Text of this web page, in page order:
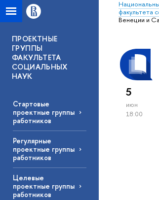
факультета
Венеции и
ПРОЕКТНЫЕ
ГРУППЫ
ФАКУЛЬТЕТА
СОЦИАЛЬНЫХ
НАУК
Стартовые
проектные группы
работников
Регулярные
проектные группы
работников
Целевые
проектные группы
работников
5
июн
18:00